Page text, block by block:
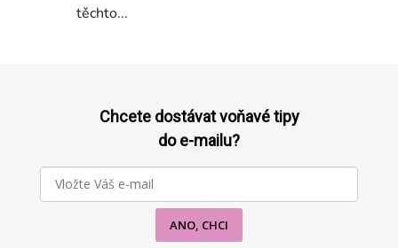
těchto...
Chcete dostávat voňavé tipy
do e-mailu?
ANO, CHCI